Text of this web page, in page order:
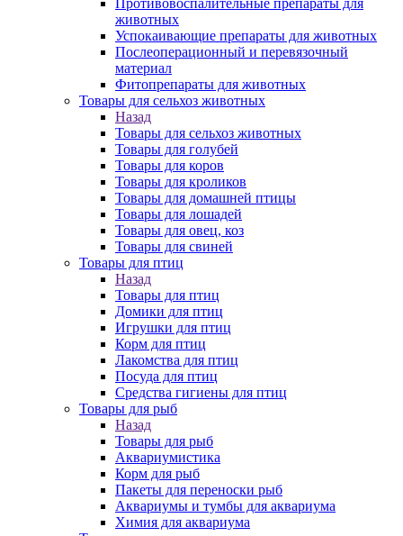
Противовоспалительные препараты для
животных
Успокаивающие препараты для животных
Послеоперационный и перевязочный
материал
Фитопрепараты для животных
Товары для сельхоз животных
Назад
Товары для сельхоз животных
Товары для голубей
Товары для коров
Товары для кроликов
Товары для домашней птицы
Товары для лошадей
Товары для овец, коз
Товары для свиней
Товары для птиц
Назад
Товары для птиц
Домики для птиц
Игрушки для птиц
Корм для птиц
Лакомства для птиц
Посуда для птиц
Средства гигиены для птиц
Товары для рыб
Назад
Товары для рыб
Аквариумистика
Корм для рыб
Пакеты для переноски рыб
Аквариумы и тумбы для аквариума
Химия для аквариума